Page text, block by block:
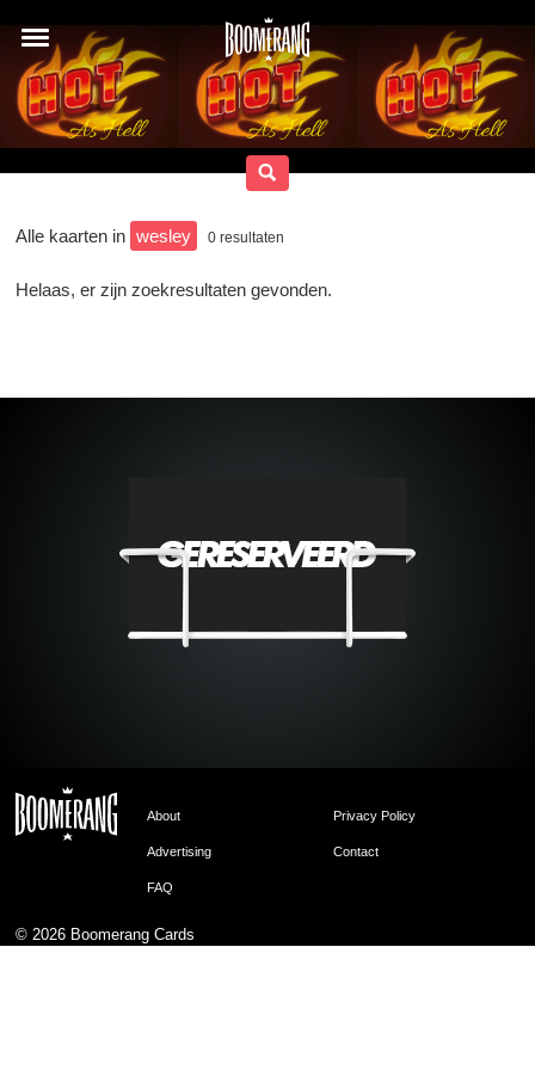
Alle kaarten in wesley 0 resultaten
Helaas, er zijn zoekresultaten gevonden.
About Privacy Policy
Advertising Contact
FAQ
© 2026 Boomerang Cards